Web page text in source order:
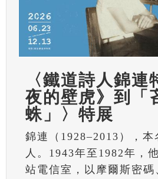
〈鐵道詩人錦
夜的壁虎》到「
蛛」〉特展
錦連（1928–2013），本
人。1943年至1982年，
站電信室，以摩爾斯密碼